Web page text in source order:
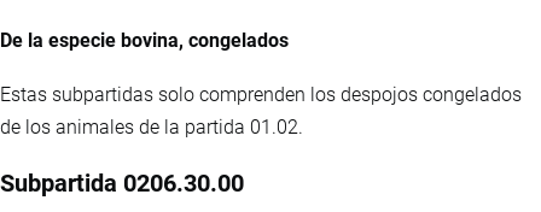
De la especie bovina, congelados
Estas subpartidas solo comprenden los despojos congelados
de los animales de la partida 01.02.
Subpartida 0206.30.00